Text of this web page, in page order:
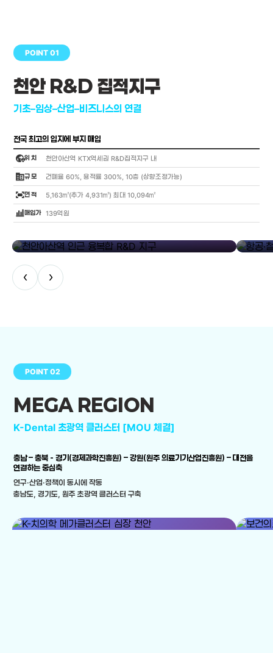
POINT 01
천안 R&D 집적지구
기초–임상–산업–비즈니스의 연결
전국 최고의 입지에 부지 매입
globe_location_pin위 치 천안아산역 KTX역세권 R&D집적지구 내
corporate_fare규 모 건폐율 60%, 용적률 300%, 10층 (상향조정가능)
fit_screen면 적 5,163㎡(추가 4,931㎡) 최대 10,094㎡
bar_chart_4_bars매입가 139억원
‹ ›
POINT 02
MEGA REGION
K-Dental 초광역 클러스터 [MOU 체결]
충남 – 충북 - 경기(경제과학진흥원) – 강원(원주 의료기기산업진흥원) – 대전을
연결하는 중심축
연구·산업·정책이 동시에 작동
충남도, 경기도, 원주 초광역 클러스터 구축